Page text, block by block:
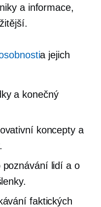
a informace,
a jejich
a konečný
koncepty a
lidí a o
faktických